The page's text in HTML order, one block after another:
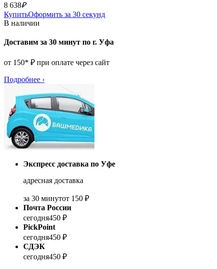
8 638₽
КупитьОформить за 30 секунд
В наличии
Доставим за 30 минут по г. Уфа
от 150* ₽ при оплате через сайт
Подробнее ›
Экспресс доставка по Уфе
адресная доставка
за 30 минутот 150 ₽
Почта России
сегодня450 ₽
PickPoint
сегодня450 ₽
СДЭК
сегодня450 ₽